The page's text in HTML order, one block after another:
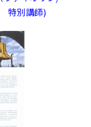
特別講師)